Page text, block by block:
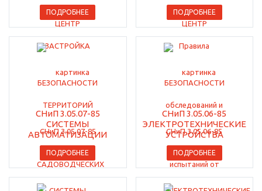
ПОДРОБНЕЕ ПОДРОБНЕЕ
СНиП 3.05.07-85
СИСТЕМЫ
АВТОМАТИЗАЦИИ
ПОДРОБНЕЕ
СНиП 3.05.06-85
ЭЛЕКТРОТЕХНИЧЕСКИЕ
УСТРОЙСТВА
ПОДРОБНЕЕ